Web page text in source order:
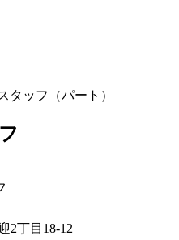
タッフ（パート）
2丁目18-12